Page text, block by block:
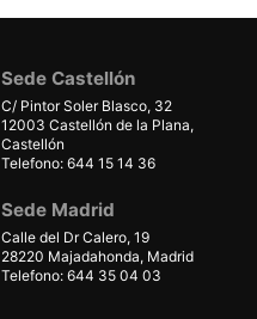
Sede Castellón
C/ Pintor Soler Blasco, 32
12003 Castellón de la Plana,
Castellón
Telefono: 644 15 14 36
Sede Madrid
Calle del Dr Calero, 19
28220 Majadahonda, Madrid
Telefono: 644 35 04 03